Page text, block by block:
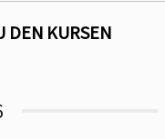
DEN KURSEN